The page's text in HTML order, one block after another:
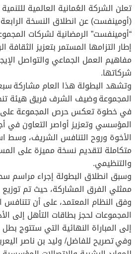
تعلن الشركة العُمانية العالمية
(أومينفست) عن انطلاق النسخة
إطار التزامها المستمر بتعزيز الثقافة
مفاهيم العمل الجماعي والتواصل
شركاتها.
وتشهد البطولة هذا العام مشاركة
المجموعة وضيف الشرف فريق هيئة
في خطوة تعكس حرص المجموعة على
المؤسسي وتعزيز أواصر التعاون في
الأخوة وروح التنافس الشريف، وسط
متكاملة لتقديم نسخة مميزة على
والتنظيمي.
وسبق انطلاق البطولة إجراء مراسم
ممثلي الفرق المشاركة، حيث تم
وفق النظام المعتمد، على أن
المجموعات لحجز بطاقات التأهل إلى
إلى المباراة النهائية التي ستتوج
وفي تصريح للفاضل/ وليد بن ناصر